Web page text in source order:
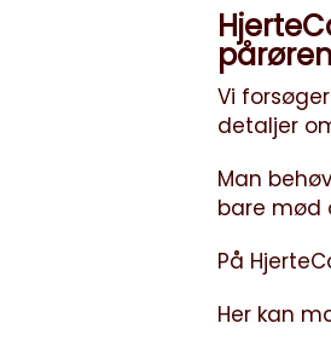
Vi
detaljer
Man
bare mød
På
Her kan